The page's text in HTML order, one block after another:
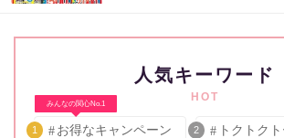
人気キーワード
HOT
みんなの関心No.1
1 お得なキャンペーン 2 トクトク